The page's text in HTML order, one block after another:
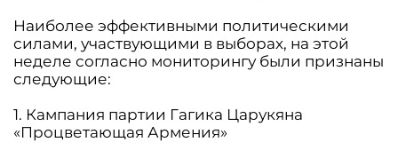
Наиболее эффективными политическими
силaми, участвующими в выборах, на этой
неделе согласно мониторингу были признаны
следующие:
1. Кампания партии Гагика Царукяна
«Процветающая Армения»